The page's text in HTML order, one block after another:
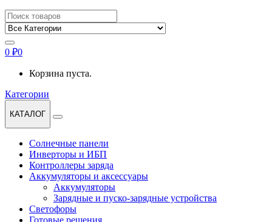
Найти:
0 ₽0
Корзина пуста.
Категории
КАТАЛОГ
Солнечные панели
Инверторы и ИБП
Контроллеры заряда
Аккумуляторы и аксессуары
Аккумуляторы
Зарядные и пуско-зарядные устройства
Светофоры